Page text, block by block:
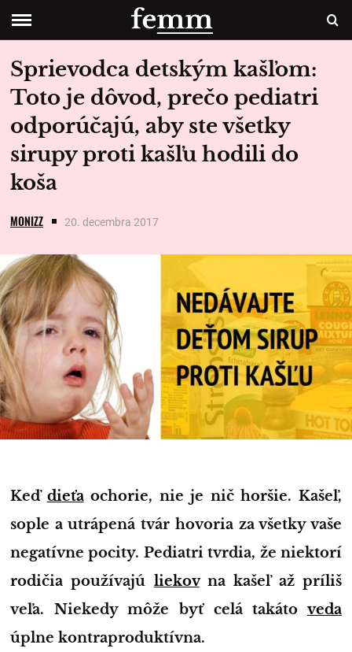
Sprievodca detským kašľom:
Toto je dôvod, prečo pediatri
odporúčajú, aby ste všetky
sirupy proti kašľu hodili do
koša
MONIZZ 20. decembra 2017
Keď dieťaochorie, nie je nič horšie. Kašeľ,
sople a utrápená tvár hovoria za všetky vaše
negatívne pocity. Pediatri tvrdia, že niektorí
rodičia používajú liekovna kašeľ až príliš
veľa. Niekedy môže byť celá takáto veda
úplne kontraproduktívna.